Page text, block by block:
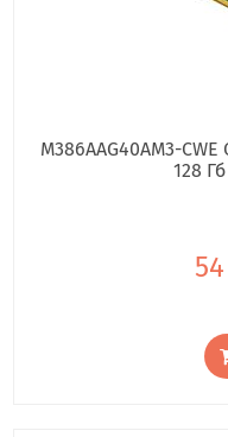
M386AAG40AM3-
128